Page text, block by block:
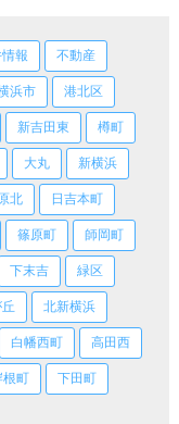
報 不動産
浜市 港北区
新吉田東 樽町
大丸 新横浜
北 日吉本町
篠原町 師岡町
下末吉 緑区
北新横浜
白幡西町 高田西
根町 下田町